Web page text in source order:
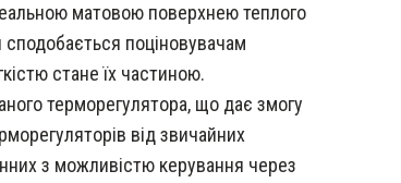
матовою поверхнею теплого
сподобається поціновувачам
стане їх частиною.
терморегулятора, що дає змогу
від звичайних
з можливістю керування через